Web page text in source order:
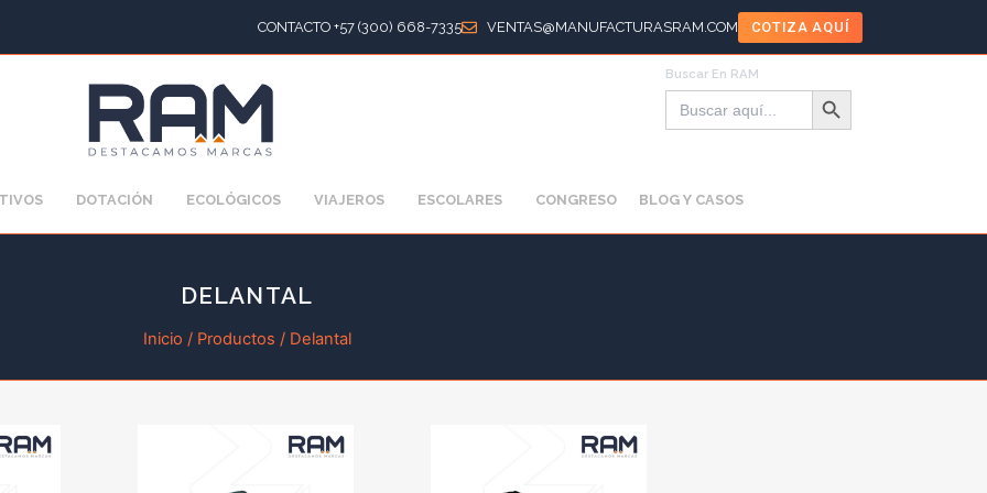
CONTACTO +57 (300) 668-7335 VENTAS@MANUFACTURASRAM.COM COTIZA AQUÍ
Buscar En RAM
Buscar: Botón de búsqueda
DOTACIÓN ECOLÓGICOS VIAJEROS ESCOLARES CONGRESO BLOG Y CASOS
DELANTAL
Inicio / Productos / Delantal